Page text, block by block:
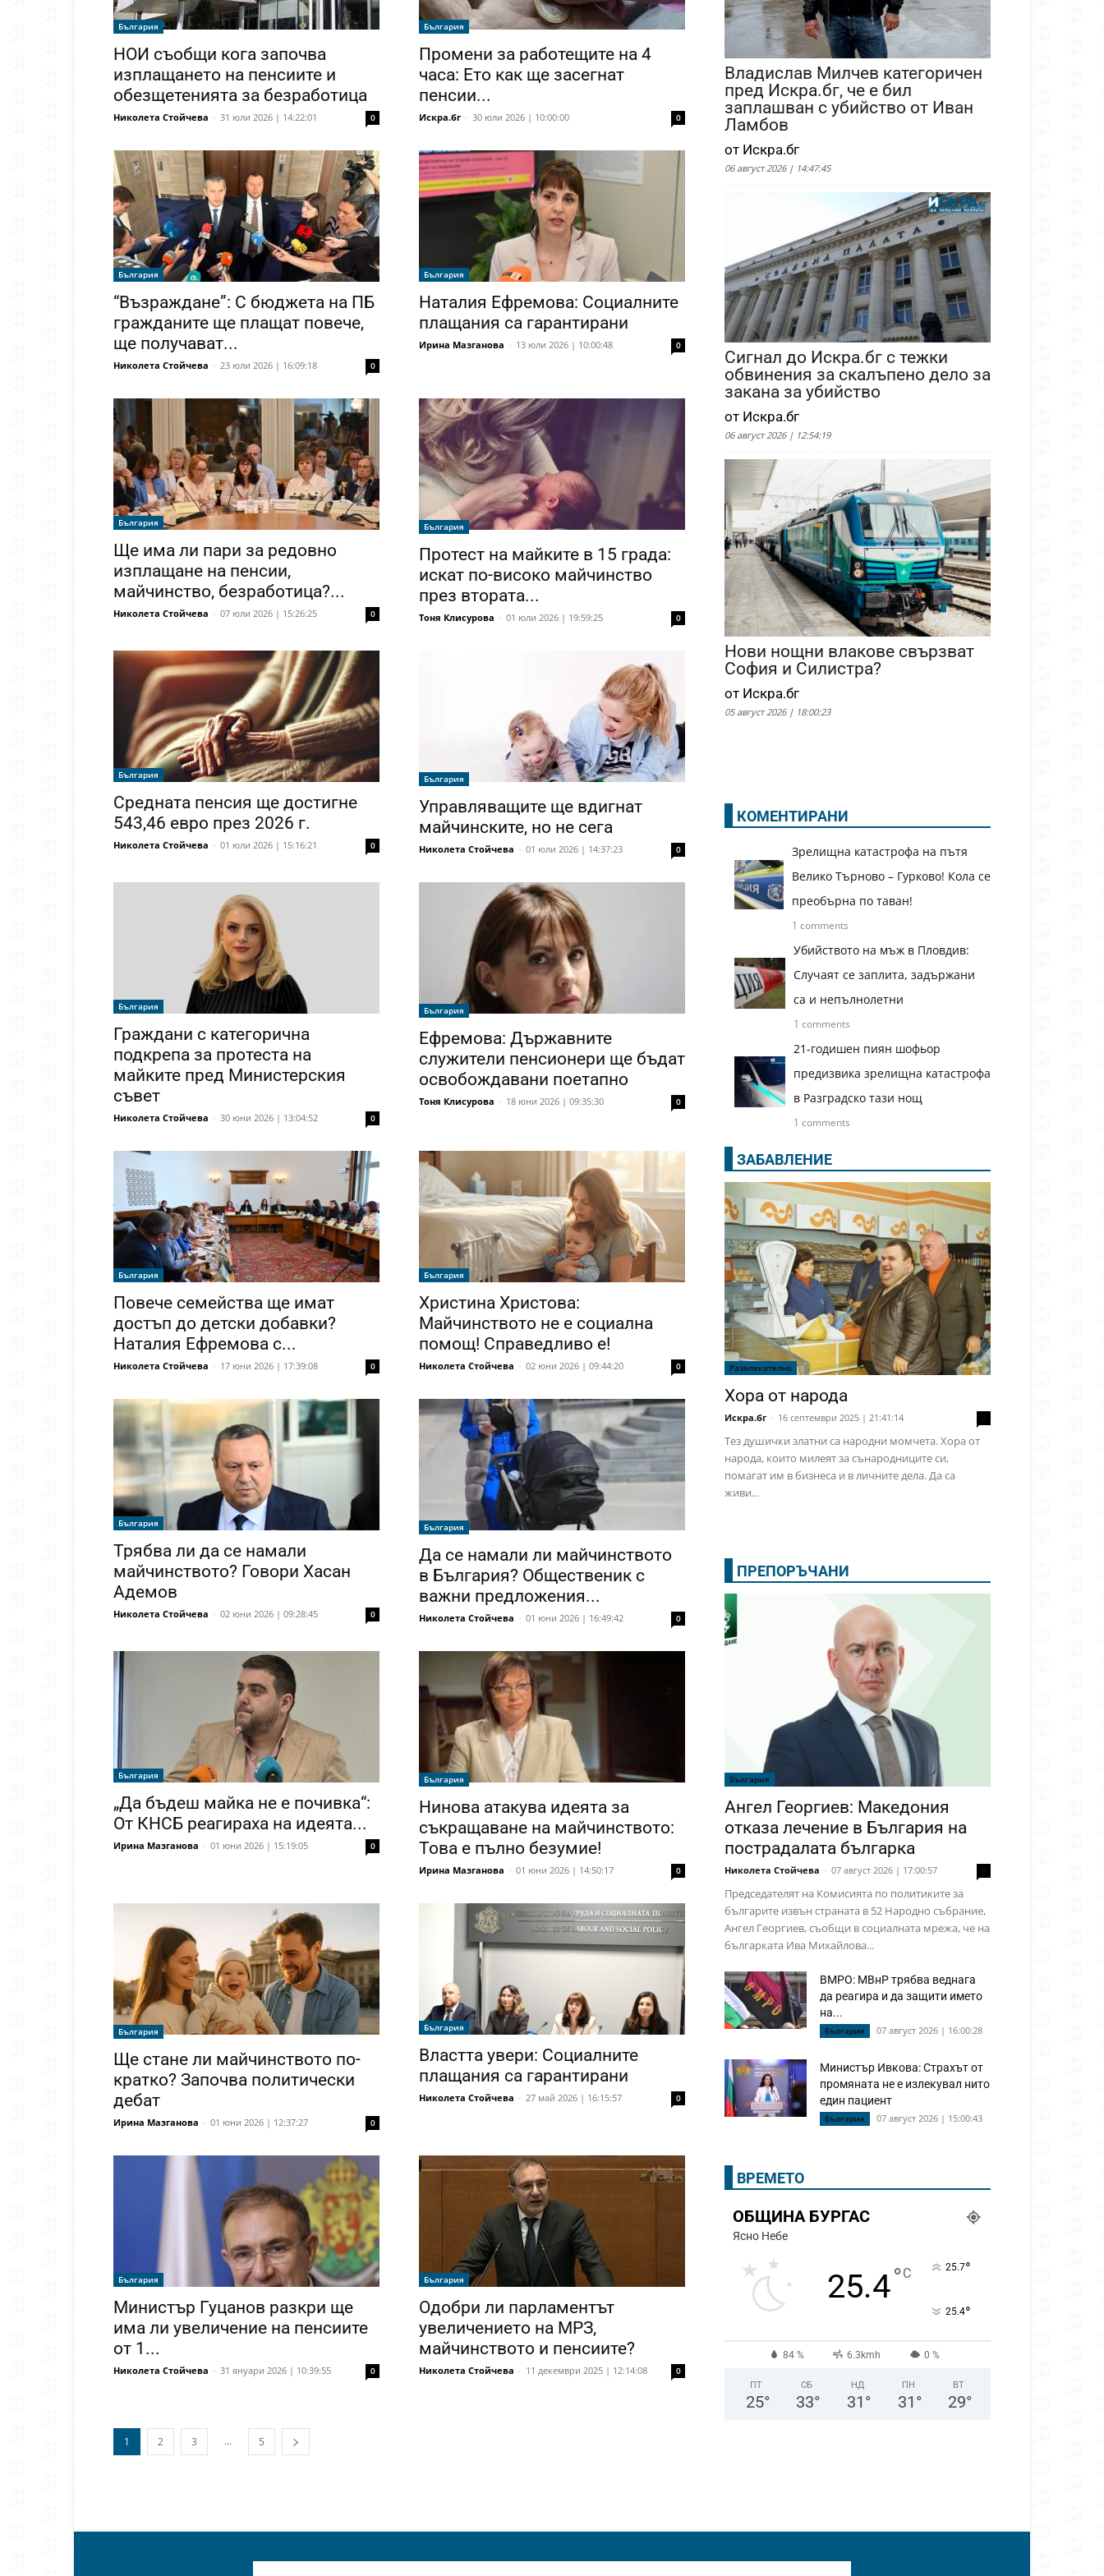
България
НОИ съобщи кога започва
изплащането на пенсиите и
обезщетенията за безработица
Николета Стойчева - 31 юли 2026 | 14:22:01 0
България
Промени за работещите на 4
часа: Ето как ще засегнат
пенсии...
Искра.бг - 30 юли 2026 | 10:00:00 0
България
“Възраждане”: С бюджета на ПБ
гражданите ще плащат повече,
ще получават...
Николета Стойчева - 23 юли 2026 | 16:09:18 0
България
Наталия Ефремова: Социалните
плащания са гарантирани
Ирина Мазганова - 13 юли 2026 | 10:00:48 0
България
Ще има ли пари за редовно
изплащане на пенсии,
майчинство, безработица?...
Николета Стойчева - 07 юли 2026 | 15:26:25 0
България
Протест на майките в 15 града:
искат по-високо майчинство
през втората...
Тоня Клисурова - 01 юли 2026 | 19:59:25 0
България
Средната пенсия ще достигне
543,46 евро през 2026 г.
Николета Стойчева - 01 юли 2026 | 15:16:21 0
България
Управляващите ще вдигнат
майчинските, но не сега
Николета Стойчева - 01 юли 2026 | 14:37:23 0
България
Граждани с категорична
подкрепа за протеста на
майките пред Министерския
съвет
Николета Стойчева - 30 юни 2026 | 13:04:52 0
България
Ефремова: Държавните
служители пенсионери ще бъдат
освобождавани поетапно
Тоня Клисурова - 18 юни 2026 | 09:35:30 0
България
Повече семейства ще имат
достъп до детски добавки?
Наталия Ефремова с...
Николета Стойчева - 17 юни 2026 | 17:39:08 0
България
Христина Христова:
Майчинството не е социална
помощ! Справедливо е!
Николета Стойчева - 02 юни 2026 | 09:44:20 0
България
Трябва ли да се намали
майчинството? Говори Хасан
Адемов
Николета Стойчева - 02 юни 2026 | 09:28:45 0
България
Да се намали ли майчинството
в България? Общественик с
важни предложения...
Николета Стойчева - 01 юни 2026 | 16:49:42 0
България
„Да бъдеш майка не е почивка“:
От КНСБ реагираха на идеята...
Ирина Мазганова - 01 юни 2026 | 15:19:05 0
България
Нинова атакува идеята за
съкращаване на майчинството:
Това е пълно безумие!
Ирина Мазганова - 01 юни 2026 | 14:50:17 0
България
Ще стане ли майчинството по-
кратко? Започва политически
дебат
Ирина Мазганова - 01 юни 2026 | 12:37:27 0
България
Властта увери: Социалните
плащания са гарантирани
Николета Стойчева - 27 май 2026 | 16:15:57 0
България
Министър Гуцанов разкри ще
има ли увеличение на пенсиите
от 1...
Николета Стойчева - 31 януари 2026 | 10:39:55 0
България
Одобри ли парламентът
увеличението на МРЗ,
майчинството и пенсиите?
Николета Стойчева - 11 декември 2025 | 12:14:08 0
1 2 3 ... 5
Владислав Милчев категоричен
пред Искра.бг, че е бил
заплашван с убийство от Иван
Ламбов
от Искра.бг
06 август 2026 | 14:47:45
Сигнал до Искра.бг с тежки
обвинения за скалъпено дело за
закана за убийство
от Искра.бг
06 август 2026 | 12:54:19
Нови нощни влакове свързват
София и Силистра?
от Искра.бг
05 август 2026 | 18:00:23
КОМЕНТИРАНИ
Зрелищна катастрофа на пътя
Велико Търново – Гурково! Кола се
преобърна по таван!
1 comments
Убийството на мъж в Пловдив:
Случаят се заплита, задържани
са и непълнолетни
1 comments
21-годишен пиян шофьор
предизвика зрелищна катастрофа
в Разградско тази нощ
1 comments
ЗАБАВЛЕНИЕ
Развлекателно
Хора от народа
Искра.бг - 16 септември 2025 | 21:41:14
Тез душички златни са народни момчета. Хора от
народа, които милеят за сънародниците си,
помагат им в бизнеса и в личните дела. Да са
живи...
ПРЕПОРЪЧАНИ
България
Ангел Георгиев: Македония
отказа лечение в България на
пострадалата българка
Николета Стойчева - 07 август 2026 | 17:00:57
Председателят на Комисията по политиките за
българите извън страната в 52 Народно събрание,
Ангел Георгиев, съобщи в социалната мрежа, че на
българката Ива Михайлова...
ВМРО: МВнР трябва веднага
да реагира и да защити името
на...
България 07 август 2026 | 16:00:28
Министър Ивкова: Страхът от
промяната не е излекувал нито
един пациент
България 07 август 2026 | 15:00:43
ВРЕМЕТО
ОБЩИНА БУРГАС
Ясно Небе
25.4°C 25.7°
25.4°
84 % 6.3kmh 0 %
ПТ
25°
СБ
33°
НД
31 °
ПН
31 °
ВТ
29°